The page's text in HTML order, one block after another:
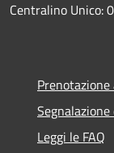
Centralino Unico:
Leggi le FAQ